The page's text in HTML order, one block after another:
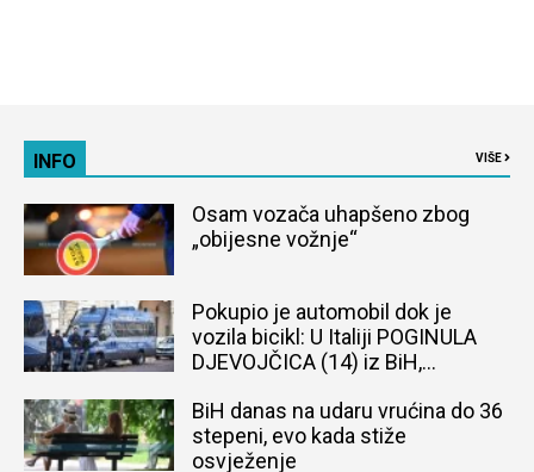
INFO VIŠE
Osam vozača uhapšeno zbog
„obijesne vožnje“
Pokupio je automobil dok je
vozila bicikl: U Italiji POGINULA
DJEVOJČICA (14) iz BiH,
BiH danas na udaru vrućina do 36
stepeni, evo kada stiže
osvježenje